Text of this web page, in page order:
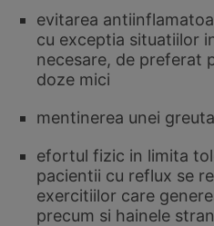
evitarea
cu exceptia situatiilor
necesare, de preferat
doze mici
mentinerea unei
efortul fizic in limita
pacientii cu reflux se
exercitiilor care
precum si hainele